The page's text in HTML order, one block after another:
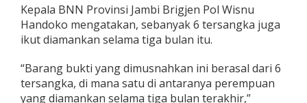
a
k
o
a
Kepala BNN Provinsi Jambi Brigjen Pol Wisnu
Handoko mengatakan, sebanyak 6 tersangka juga
ikut diamankan selama tiga bulan itu.
“Barang bukti yang dimusnahkan ini berasal dari 6
tersangka, di mana satu di antaranya perempuan
yang diamankan selama tiga bulan terakhir,”